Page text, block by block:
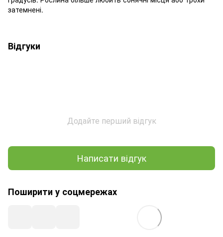
затемнені.
Відгуки
Додайте перший відгук
Написати відгук
Поширити у соцмережах